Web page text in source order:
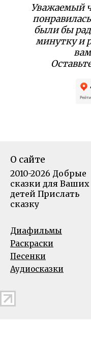
Уважаемый
были бы
минутку и
О сайте
2010-2026 Добрые
сказки для Ваших
детей Прислать
сказку
Диафильмы
Раскраски
Песенки
Аудиосказки